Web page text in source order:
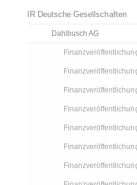
IR Deutsche Gesellschaften
Dahlbusch AG